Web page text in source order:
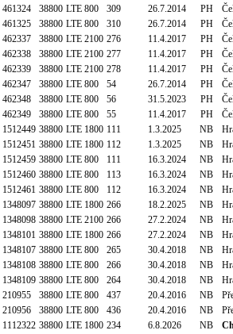
461324 38800 LTE 800 309 26.7.2014 PH
461325 38800 LTE 800 310 26.7.2014 PH
462337 38800 LTE 2100 276 11.4.2017 PH
462338 38800 LTE 2100 277 11.4.2017 PH
462339 38800 LTE 2100 278 11.4.2017 PH
462347 38800 LTE 800 54 26.7.2014 PH
462348 38800 LTE 800 56 31.5.2023 PH
462349 38800 LTE 800 55 11.4.2017 PH
1512449 38800 LTE 1800 111 1.3.2025 NB
1512451 38800 LTE 1800 112 1.3.2025 NB
1512459 38800 LTE 800 111 16.3.2024 NB
1512460 38800 LTE 800 113 16.3.2024 NB
1512461 38800 LTE 800 112 16.3.2024 NB
1348097 38800 LTE 1800 266 18.2.2025 NB
1348098 38800 LTE 2100 266 27.2.2024 NB
1348101 38800 LTE 1800 266 27.2.2024 NB
1348107 38800 LTE 800 265 30.4.2018 NB
1348108 38800 LTE 800 266 30.4.2018 NB
1348109 38800 LTE 800 264 30.4.2018 NB
210955 38800 LTE 800 437 20.4.2016 NB
210956 38800 LTE 800 436 20.4.2016 NB
1112322 38800 LTE 1800 234 6.8.2026 NB